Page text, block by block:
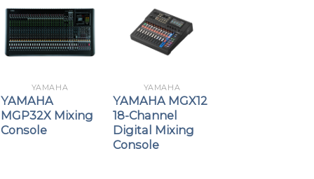
YAMAHA
YAMAHA
MGP32X Mixing
Console
YAMAHA
YAMAHA MGX12
18-Channel
Digital Mixing
Console